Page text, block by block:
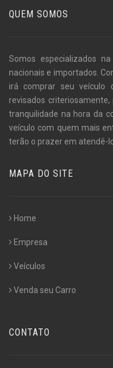
QUEM SOMOS
Somos especializados
nacionais e importados.
irá comprar seu veículo
revisados
tranquilidade na hora da
veículo com quem mais
terão o prazer em atendê-
MAPA DO SITE
Home
Empresa
Veículos
Venda seu Carro
CONTATO